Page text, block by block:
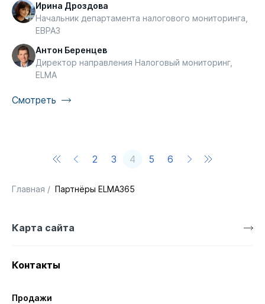
Ирина Дроздова
Начальник департамента налогового мониторинга,
ЕВРАЗ
Антон Беренцев
Директор направления Налоговый мониторинг,
ELMA
Смотреть
2 3 4 5 6
Главная / Партнёры ELMA365
Карта сайта
Контакты
Продажи